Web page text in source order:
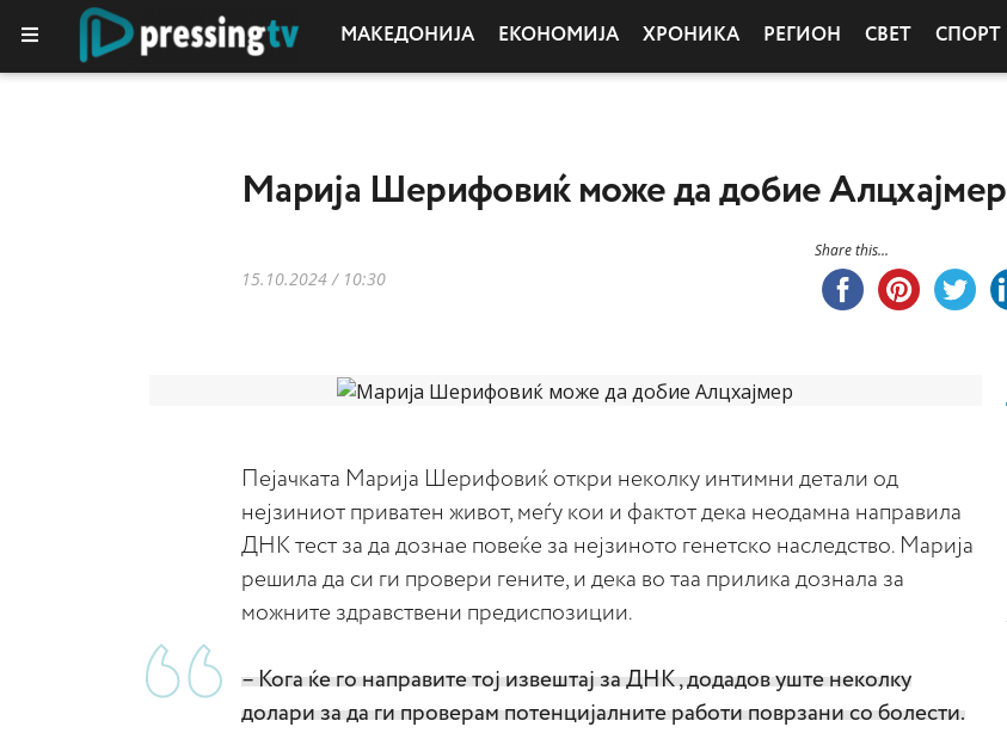
МАКЕДОНИЈА ЕКОНОМИЈА ХРОНИКА РЕГИОН СВЕТ СПОРТ
Марија Шерифовиќ може да добие Алцхајмер
15.10.2024 / 10:30
Share this...
Пејачката Марија Шерифовиќ откри неколку интимни детали од
нејзиниот приватен живот, меѓу кои и фактот дека неодамна направила
ДНК тест за да дознае повеќе за нејзиното генетско наследство. Марија
решила да си ги провери гените, и дека во таа прилика дознала за
можните здравствени предиспозиции.
– Кога ќе го направите тој извештај за ДНК , додадов уште неколку
долари за да ги проверам потенцијалните работи поврзани со болести.